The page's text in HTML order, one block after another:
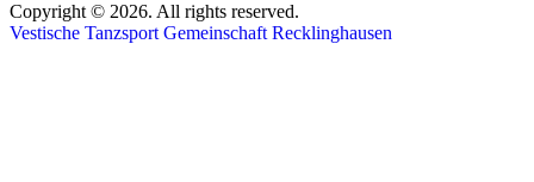
Copyright © 2026. All rights reserved.
Vestische Tanzsport Gemeinschaft Recklinghausen